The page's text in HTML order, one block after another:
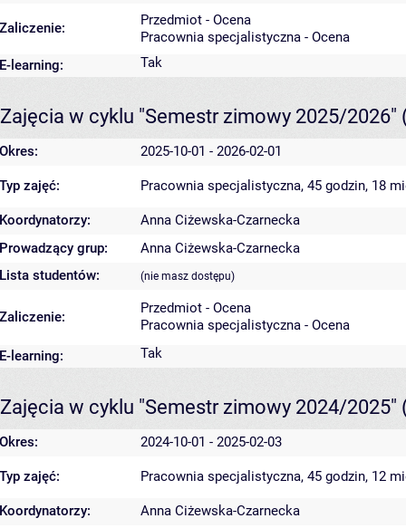
Zaliczenie:
Przedmiot - Ocena
Pracownia specjalistyczna - Ocena
E-learning:
Tak
Zajęcia w cyklu "Semestr zimowy 2025/2026"
Okres: 2025-10-01 - 2026-02-01
Typ zajęć: Pracownia specjalistyczna, 45 godzin, 18
Koordynatorzy:
Anna Ciżewska-Czarnecka
Prowadzący grup:
Anna Ciżewska-Czarnecka
Lista studentów:
(nie masz dostępu)
Zaliczenie:
Przedmiot - Ocena
Pracownia specjalistyczna - Ocena
E-learning:
Tak
Zajęcia w cyklu "Semestr zimowy 2024/2025"
Okres: 2024-10-01 - 2025-02-03
Typ zajęć: Pracownia specjalistyczna, 45 godzin, 12
Koordynatorzy:
Anna Ciżewska-Czarnecka